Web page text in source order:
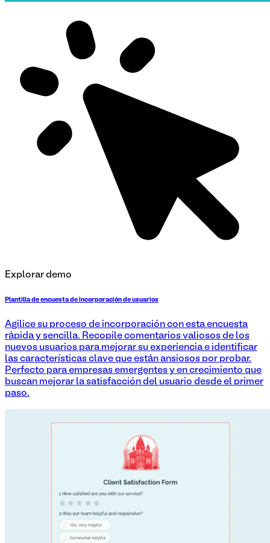
Explorar demo
Plantilla de encuesta de incorporación de usuarios
Agilice su proceso de incorporación con esta encuesta
rápida y sencilla. Recopile comentarios valiosos de los
nuevos usuarios para mejorar su experiencia e identificar
las características clave que están ansiosos por probar.
Perfecto para empresas emergentes y en crecimiento que
buscan mejorar la satisfacción del usuario desde el primer
paso.